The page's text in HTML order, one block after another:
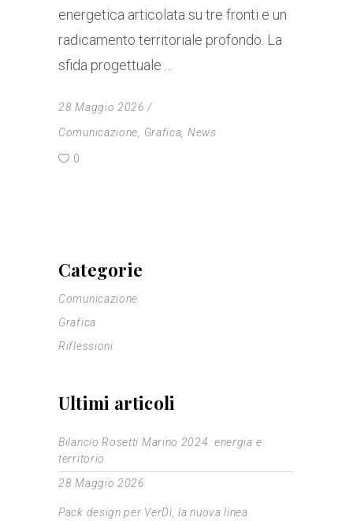
energetica articolata su tre fronti e un
radicamento territoriale profondo. La
sfida progettuale
28 Maggio 2026
Comunicazione
Grafica News
0
Categorie
Comunicazione
Grafica
Riflessioni
Ultimi articoli
Bilancio Rosetti Marino 2024: energia e
territorio
28 Maggio 2026
Pack design per VerDì, la nuova linea